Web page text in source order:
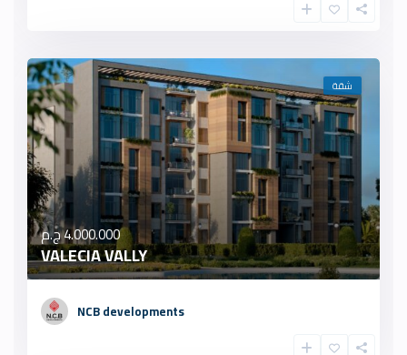
شقة
4.000.000 ج.م
VALECIA VALLY
NCB developments